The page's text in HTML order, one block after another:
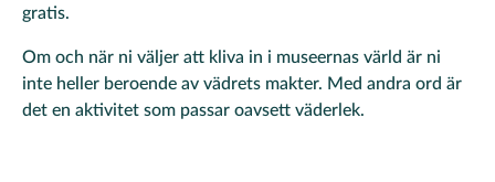
gratis.
Om och när ni väljer att kliva in i museernas värld är ni
inte heller beroende av vädrets makter. Med andra ord är
det en aktivitet som passar oavsett väderlek.